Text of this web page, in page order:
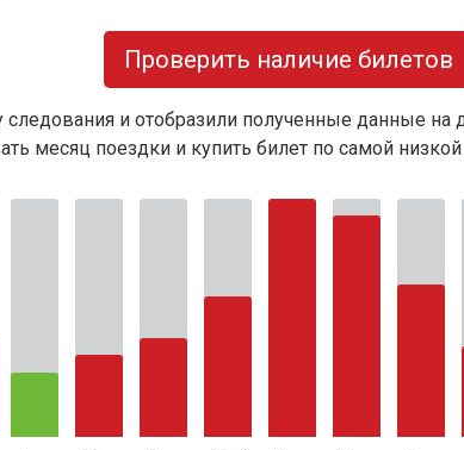
Проверить наличие билетов
и отобразили полученные данные
месяц поездки и купить билет по самой